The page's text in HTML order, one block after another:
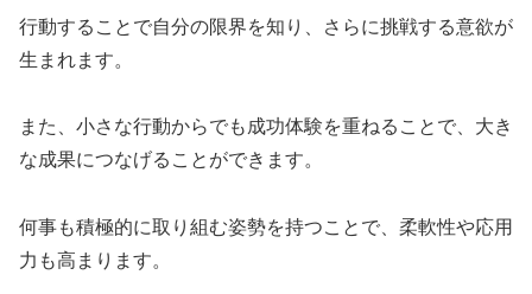
行動することで自分の限界を知り、さらに挑戦する意欲が
生まれます。
また、小さな行動からでも成功体験を重ねることで、大き
な成果につなげることができます。
何事も積極的に取り組む姿勢を持つことで、柔軟性や応用
力も高まります。